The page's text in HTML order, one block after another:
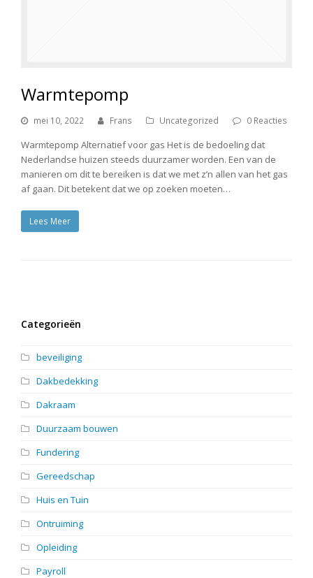
Warmtepomp
mei 10, 2022 Frans Uncategorized 0 Reacties
Warmtepomp Alternatief voor gas Het is de bedoeling dat
Nederlandse huizen steeds duurzamer worden. Een van de
manieren om dit te bereiken is dat we met z’n allen van het gas
af gaan. Dit betekent dat we op zoeken moeten…
Lees Meer
Categorieën
beveiliging
Dakbedekking
Dakraam
Duurzaam bouwen
Fundering
Gereedschap
Huis en Tuin
Ontruiming
Opleiding
Payroll